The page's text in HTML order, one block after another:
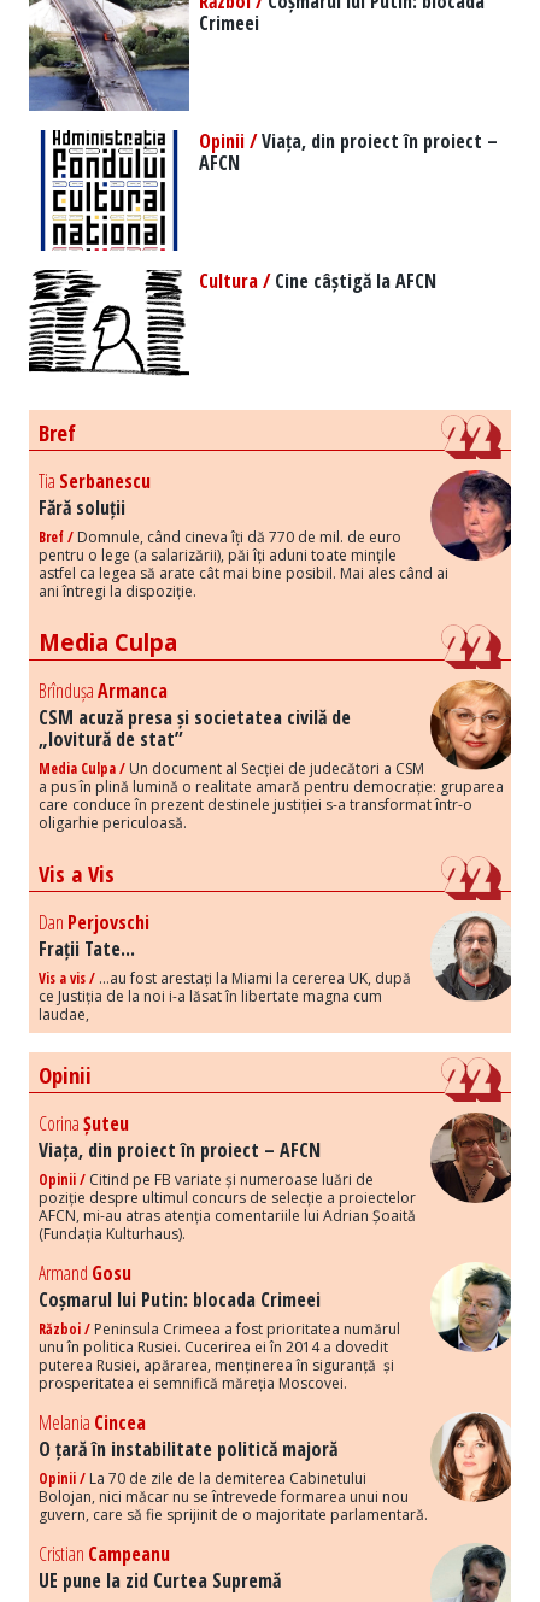
Crimeei
Opinii /Viața, din proiect în proiect –
AFCN
Cultura /Cine câștigă la AFCN
Bref
Tia Serbanescu
Fără soluții
Bref / Domnule, când cineva îți dă 770 de mil. de euro
pentru o lege (a salarizării), păi îți aduni toate mințile
astfel ca legea să arate cât mai bine posibil. Mai ales când ai
ani întregi la dispoziție.
Media Culpa
BrîndușaArmanca
CSM acuză presa și societatea civilă de
„lovitură de stat”
Media Culpa / Un document al Secției de judecători a CSM
a pus în plină lumină o realitate amară pentru democrație: gruparea
care conduce în prezent destinele justiției s-a transformat într-o
oligarhie periculoasă.
Vis a Vis
Dan Perjovschi
Frații Tate...
Vis a vis / ...au fost arestați la Miami la cererea UK, după
ce Justiția de la noi i-a lăsat în libertate magna cum
laudae,
Opinii
CorinaȘuteu
Viața, din proiect în proiect – AFCN
Opinii / Citind pe FB variate și numeroase luări de
poziție despre ultimul concurs de selecție a proiectelor
AFCN, mi-au atras atenția comentariile lui Adrian Șoaită
(Fundația Kulturhaus).
Armand Gosu
Coșmarul lui Putin: blocada Crimeei
Război / Peninsula Crimeea a fost prioritatea numărul
unu în politica Rusiei. Cucerirea ei în 2014 a dovedit
puterea Rusiei, apărarea, menținerea în siguranță și
prosperitatea ei semnifică măreția Moscovei.
Melania Cincea
O țară în instabilitate politică majoră
Opinii / La 70 de zile de la demiterea Cabinetului
Bolojan, nici măcar nu se întrevede formarea unui nou
guvern, care să fie sprijinit de o majoritate parlamentară.
Cristian Campeanu
UE pune la zid Curtea Supremă